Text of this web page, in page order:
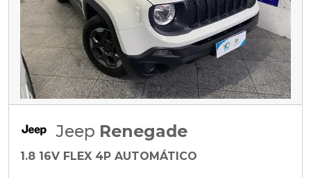
Jeep Renegade
1.8 16V FLEX 4P AUTOMÁTICO